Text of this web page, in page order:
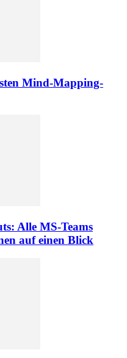
Mind-Mapping-
Alle MS-Teams
auf einen Blick